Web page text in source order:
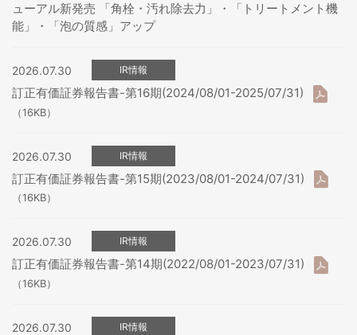
ューアル新発売 「角栓・汚れ除去力」・「トリートメント機
能」・「泡の質感」アップ
2026.07.30 IR情報
訂正有価証券報告書-第16期(2024/08/01-2025/07/31)
（16KB）
2026.07.30 IR情報
訂正有価証券報告書-第15期(2023/08/01-2024/07/31)
（16KB）
2026.07.30 IR情報
訂正有価証券報告書-第14期(2022/08/01-2023/07/31)
（16KB）
2026.07.30 IR情報